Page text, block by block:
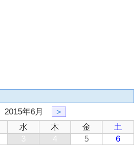
2015年6月
＞
水 木 金
土
3 4 5
6